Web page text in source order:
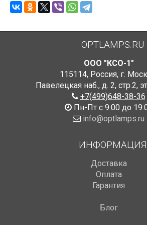
OPTLAMPS.RU
ООО "КСО-1"
115114, Россия, г.
Павелецкая наб., д. 2, стр.2,
+7(499)648-38-36
Пн-Пт с 9:00 до
info@optlamps.ru
ИНФОРМАЦИЯ
Доставка
Оплата
Гарантия
Блог